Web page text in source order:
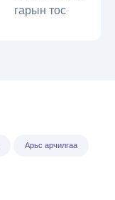
гарын тос
Арьс арчилгаа